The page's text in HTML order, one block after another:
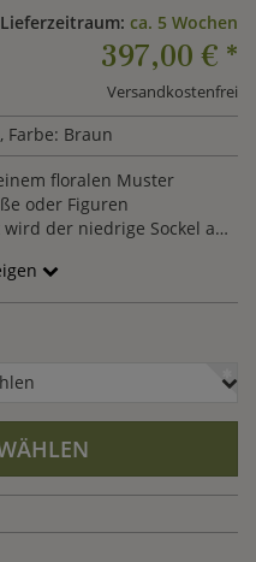
Lieferzeitraum: ca. 5 Wochen
397,00 € *
Versandkostenfrei
, Farbe: Braun
floralen Muster
oder Figuren
der niedrige Sockel aus